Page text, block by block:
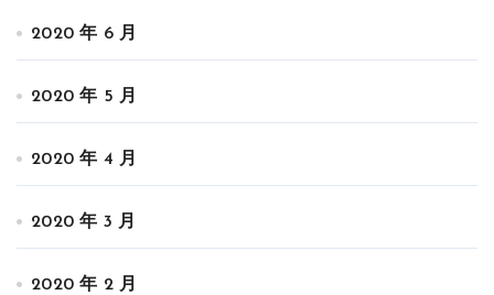
2020 年 6 月
2020 年 5 月
2020 年 4 月
2020 年 3 月
2020 年 2 月